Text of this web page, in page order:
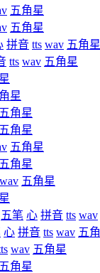
五角星
五角星
拼音 tts wav 五角星
tts wav 五角星
星
五角星
五角星
五角星
五角星
wav 五角星
五笔 心 拼音 tts wav
心 拼音 tts wav 五
wav 五角星
五角星